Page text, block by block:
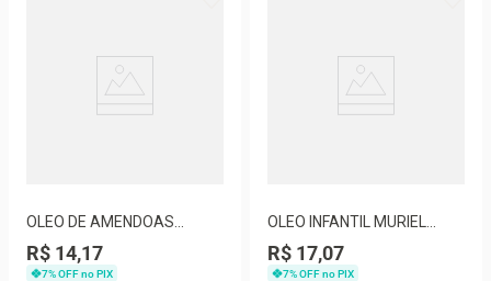
OLEO DE AMENDOAS
MURIEL CORPORAL 100ML
BAUNILHA
R$ 14,17
7% OFF no PIX
OLEO INFANTIL MURIEL
BABY MENINA 100ML
R$ 17,07
7% OFF no PIX